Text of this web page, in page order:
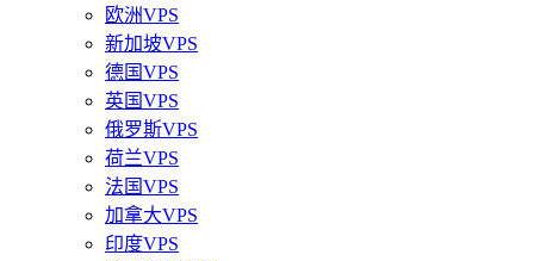
欧洲VPS
新加坡VPS
德国VPS
英国VPS
俄罗斯VPS
荷兰VPS
法国VPS
加拿大VPS
印度VPS